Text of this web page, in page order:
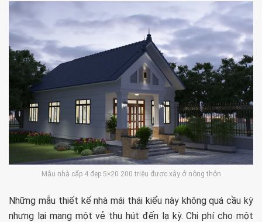
Mẫu nhà cấp 4 đẹp 5×20 200 triệu được xây ở nông thôn
Những mẫu thiết kế nhà mái thái kiểu này không quá cầu kỳ
nhưng lại mang một vẻ thu hút đến lạ kỳ. Chi phí cho một